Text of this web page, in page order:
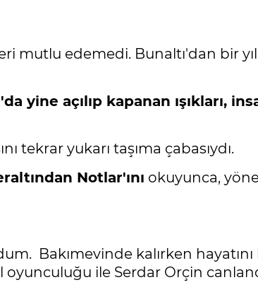
mutlu edemedi. Bunaltı'dan bir
yine açılıp kapanan ışıkları,
tekrar yukarı taşıma çabasıydı.
Notlar'ını okuyunca,
Bakımevinde kalırken
ile Serdar Orçin